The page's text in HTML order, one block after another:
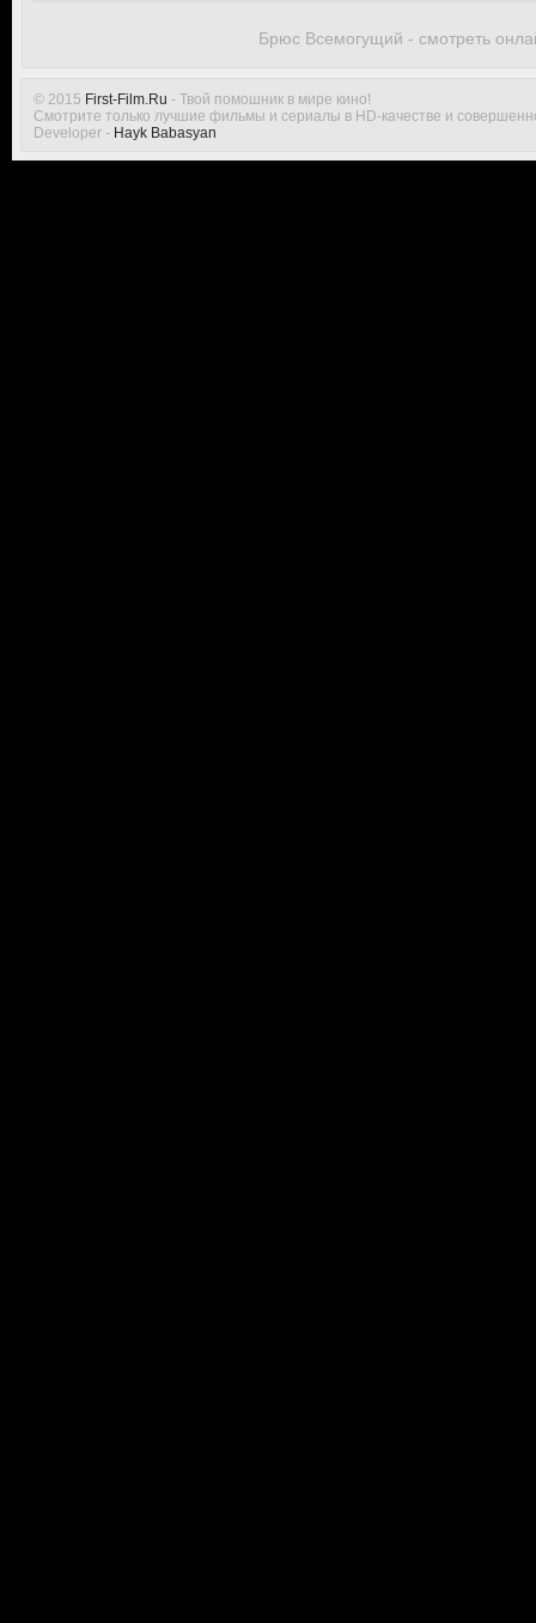
Брюс Всемогущий - смотреть
© 2015 First-Film.Ru - Твой помошник в мире кино!
Смотрите только лучшие фильмы и сериалы в HD-качестве и
Developer - Hayk Babasyan